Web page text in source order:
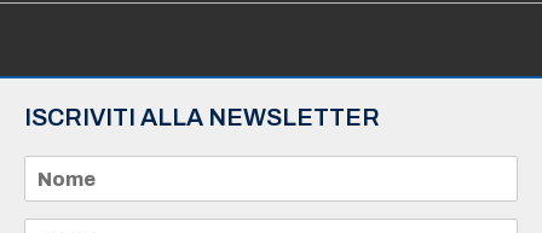
ISCRIVITI ALLA NEWSLETTER
m
e